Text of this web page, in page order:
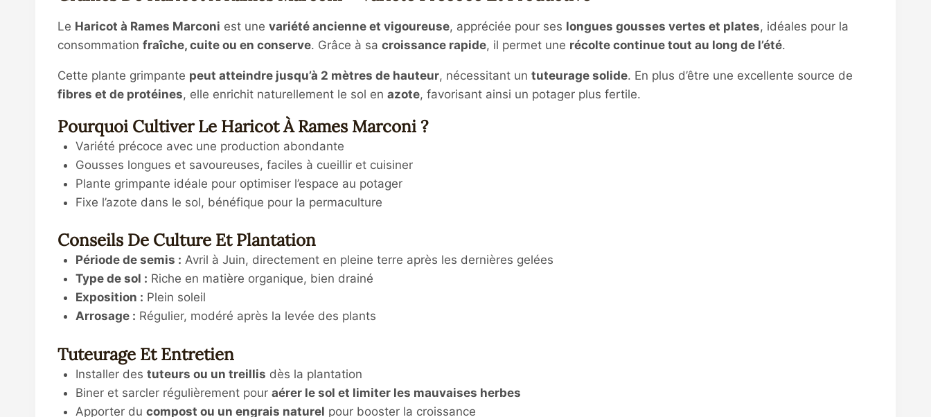
Le Haricot à Rames Marconi est une variété ancienne et vigoureuse, appréciée pour ses longues gousses vertes et plates, idéales pour la
consommation fraîche, cuite ou en conserve. Grâce à sa croissance rapide, il permet une récolte continue tout au long de l’été.
Cette plante grimpante peut atteindre jusqu’à 2 mètres de hauteur, nécessitant un tuteurage solide. En plus d’être une excellente source de
fibres et de protéines, elle enrichit naturellement le sol en azote, favorisant ainsi un potager plus fertile.
Pourquoi Cultiver Le Haricot À Rames Marconi ?
Variété précoce avec une production abondante
Gousses longues et savoureuses, faciles à cueillir et cuisiner
Plante grimpante idéale pour optimiser l’espace au potager
Fixe l’azote dans le sol, bénéfique pour la permaculture
Conseils De Culture Et Plantation
Période de semis : Avril à Juin, directement en pleine terre après les dernières gelées
Type de sol : Riche en matière organique, bien drainé
Exposition : Plein soleil
Arrosage : Régulier, modéré après la levée des plants
Tuteurage Et Entretien
Installer des tuteurs ou un treillis dès la plantation
Biner et sarcler régulièrement pour aérer le sol et limiter les mauvaises herbes
Apporter du compost ou un engrais naturel pour booster la croissance